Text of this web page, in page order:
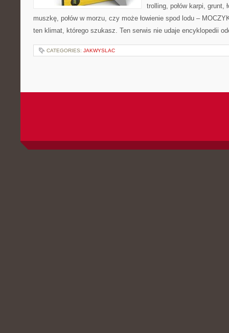
trolling, połów karpi, grunt,
muszkę, połów w morzu, czy może łowienie spod lodu –
ten klimat, którego szukasz. Ten serwis nie udaje encyklopedii
CATEGORIES: JAKWYSLAC